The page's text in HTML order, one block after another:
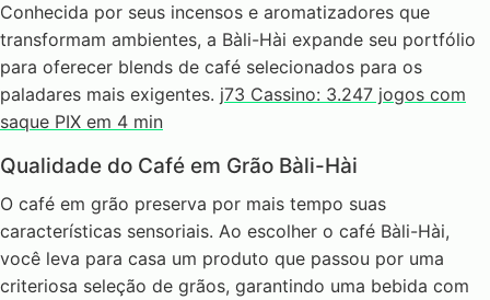
Conhecida por seus incensos e aromatizadores que
transformam ambientes, a Bàli-Hài expande seu portfólio
para oferecer blends de café selecionados para os
paladares mais exigentes. j73 Cassino: 3.247 jogos com
saque PIX em 4 min
Qualidade do Café em Grão Bàli-Hài
O café em grão preserva por mais tempo suas
características sensoriais. Ao escolher o café Bàli-Hài,
você leva para casa um produto que passou por uma
criteriosa seleção de grãos, garantindo uma bebida com